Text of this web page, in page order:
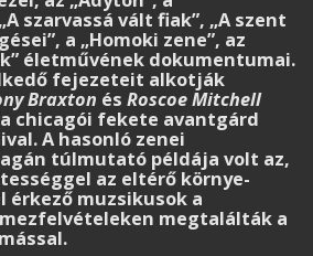
szarvassá vált fiak”, „A szent
a „Homoki zene”, az
élet­művének doku­mentumai.
fejezeteit alkotják
Braxton és Roscoe Mitchell
chicagói fekete avantgárd
A hasonló zenei
túlmutató példája volt az,
az eltérő környe­
muzsikusok a
megtalálták a